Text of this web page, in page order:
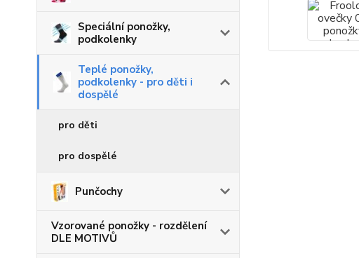
Speciální ponožky,
podkolenky
Teplé ponožky,
podkolenky - pro děti i
dospělé
pro děti
pro dospělé
Punčochy
Vzorované ponožky - rozdělení
DLE MOTIVŮ